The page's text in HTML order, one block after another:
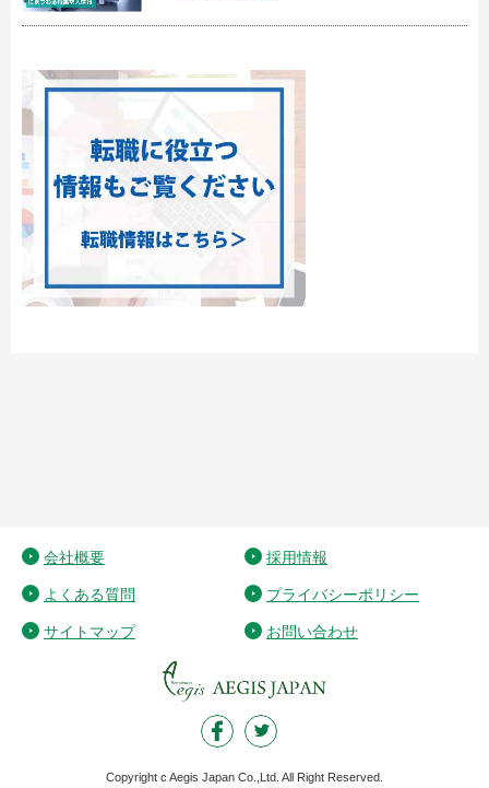
会社概要 採用情報
よくある質問 プライバシーポリシー
サイトマップ お問い合わせ
Copyright c Aegis Japan Co.,Ltd. All Right Reserved.